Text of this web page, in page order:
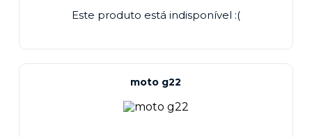
Este produto está indisponível :(
moto g22